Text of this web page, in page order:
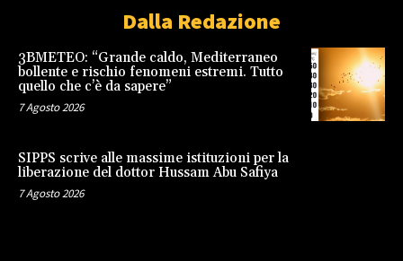
Dalla Redazione
3BMETEO: “Grande caldo, Mediterraneo
bollente e rischio fenomeni estremi. Tutto
quello che c’è da sapere”
7 Agosto 2026
SIPPS scrive alle massime istituzioni per la
liberazione del dottor Hussam Abu Safiya
7 Agosto 2026